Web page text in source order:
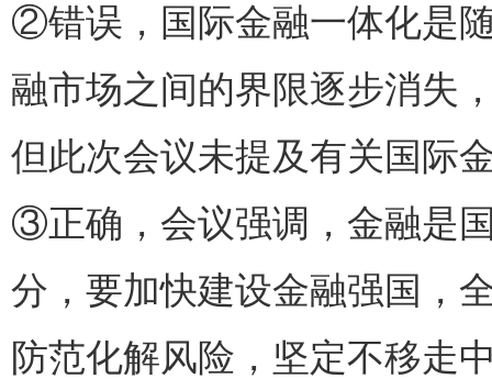
②错误，国际金融一体化是
融市场之间的界限逐步消失
但此次会议未提及有关国际
③正确，会议强调，金融是
分，要加快建设金融强国，
防范化解风险，坚定不移走